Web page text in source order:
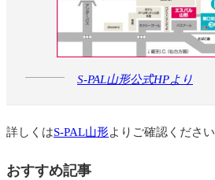
S-PAL山形公式HPより
詳しくはS-PAL山形よりご確認ください
おすすめ記事